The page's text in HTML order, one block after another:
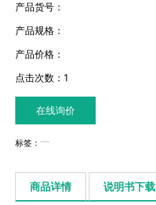
产品货号：
产品规格：
产品价格：
点击次数：1
在线询价
标签：
商品详情 说明书下载